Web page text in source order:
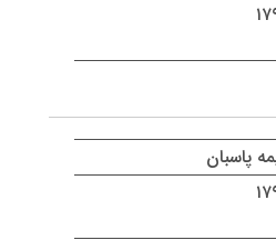
پاسبان